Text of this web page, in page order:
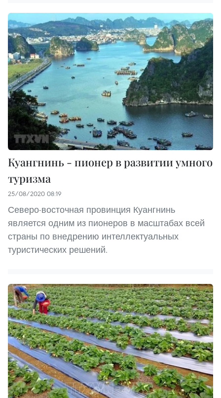
Куангнинь - пионер в развитии умного
туризма
25/08/2020 08:19
Северо-восточная провинция Куангнинь
является одним из пионеров в масштабах всей
страны по внедрению интеллектуальных
туристических решений.